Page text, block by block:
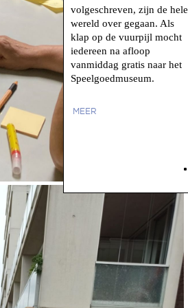
volgeschreven, zijn de hele
wereld over gegaan. Als
klap op de vuurpijl mocht
iedereen na afloop
vanmiddag gratis naar het
Speelgoedmuseum.
MEER